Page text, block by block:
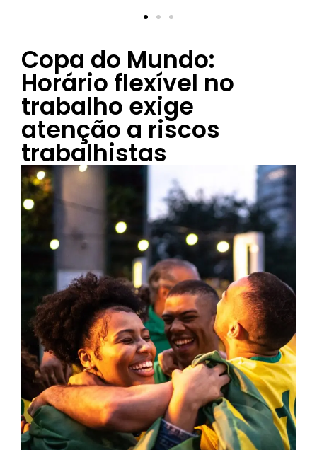
Copa do Mundo:
Horário flexível no
trabalho exige
atenção a riscos
trabalhistas